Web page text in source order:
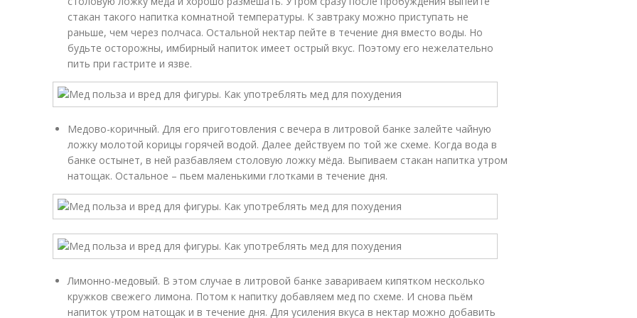
стакан такого напитка комнатной температуры. К завтраку можно приступать не
раньше, чем через полчаса. Остальной нектар пейте в течение дня вместо воды. Но
будьте осторожны, имбирный напиток имеет острый вкус. Поэтому его нежелательно
пить при гастрите и язве.
Медово-коричный. Для его приготовления с вечера в литровой банке залейте чайную
ложку молотой корицы горячей водой. Далее действуем по той же схеме. Когда вода в
банке остынет, в ней разбавляем столовую ложку мёда. Выпиваем стакан напитка утром
натощак. Остальное – пьем маленькими глотками в течение дня.
Лимонно-медовый. В этом случае в литровой банке завариваем кипятком несколько
кружков свежего лимона. Потом к напитку добавляем мед по схеме. И снова пьём
напиток утром натощак и в течение дня. Для усиления вкуса в нектар можно добавить